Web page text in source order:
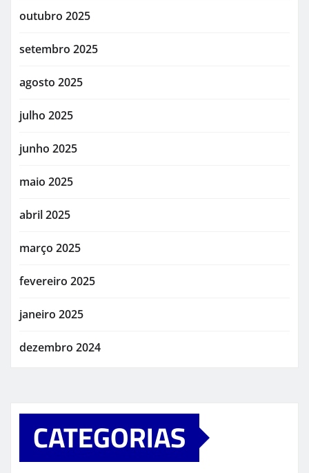
outubro 2025
setembro 2025
agosto 2025
julho 2025
junho 2025
maio 2025
abril 2025
março 2025
fevereiro 2025
janeiro 2025
dezembro 2024
CATEGORIAS